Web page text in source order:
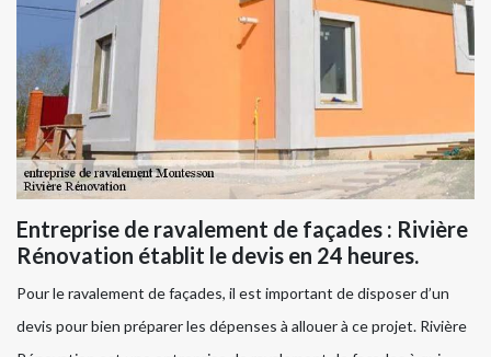
Entreprise de ravalement de façades : Rivière
Rénovation établit le devis en 24 heures.
Pour le ravalement de façades, il est important de disposer d’un
devis pour bien préparer les dépenses à allouer à ce projet. Rivière